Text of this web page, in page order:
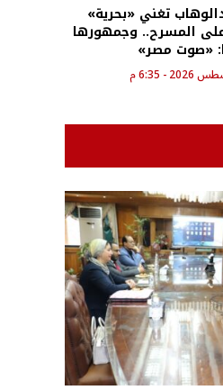
تغني «بحرية»
المسرح.. وجمهورها
«صوت مصر»